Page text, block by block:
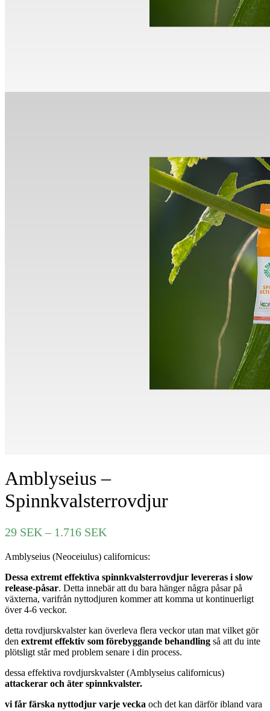
Amblyseius –
Spinnkvalsterrovdjur
29 SEK – 1.716 SEK
till
1.716 SEK
Amblyseius (Neoceiulus) californicus:
Dessa extremt effektiva spinnkvalsterrovdjur levereras i slow
release-påsar. Detta innebär att du bara hänger några påsar på
växterna, varifrån nyttodjuren kommer att komma ut kontinuerligt
över 4-6 veckor.
detta rovdjurskvalster kan överleva flera veckor utan mat vilket gör
den extremt effektiv som förebyggande behandling så att du inte
plötsligt står med problem senare i din process.
dessa effektiva rovdjurskvalster (Amblyseius californicus)
attackerar och äter spinnkvalster.
vi får färska nyttodjur varje vecka och det kan därför ibland vara